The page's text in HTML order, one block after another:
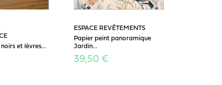
et lèvres...
ESPACE REVÊTEMENTS
Papier peint panoramique
Jardin...
39,50 €